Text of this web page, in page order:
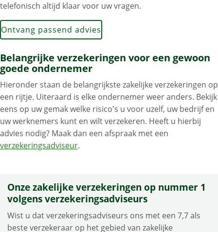
telefonisch altijd klaar voor uw vragen.
Ontvang passend advies
Belangrijke verzekeringen voor een gewoon
goede ondernemer
Hieronder staan de belangrijkste zakelijke verzekeringen op
een rijtje. Uiteraard is elke ondernemer weer anders. Bekijk
eens op uw gemak welke risico’s u voor uzelf, uw bedrijf en
uw werknemers kunt en wilt verzekeren. Heeft u hierbij
advies nodig? Maak dan een afspraak met een
verzekeringsadviseur.
Onze zakelijke verzekeringen op nummer 1
volgens verzekeringsadviseurs
Wist u dat verzekeringsadviseurs ons met een 7,7 als
beste verzekeraar op het gebied van zakelijke